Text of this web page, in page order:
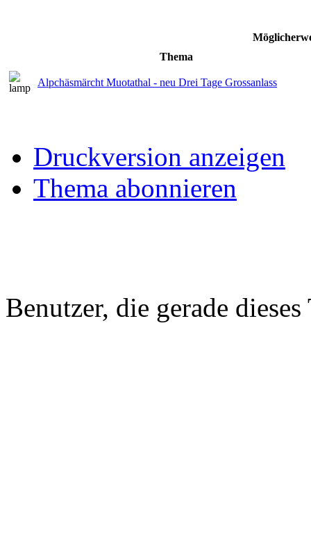
Thema
Alpchäsmärcht Muotathal - neu Drei Tage Grossanlass
Druckversion anzeigen
Thema abonnieren
Benutzer, die gerade